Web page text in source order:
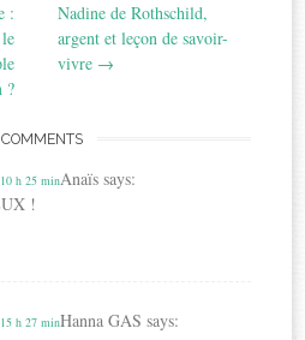
:
?
Nadine de Rothschild,
argent et leçon de savoir-
vivre →
Anaïs says:
h 25 min
!
Hanna GAS says:
h 27 min